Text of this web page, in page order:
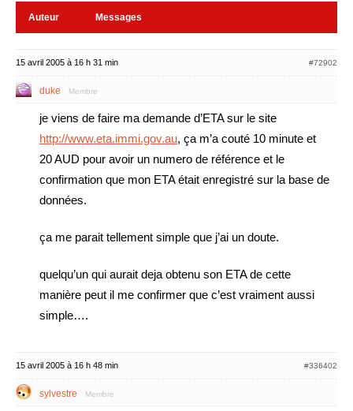
Auteur Messages
15 avril 2005 à 16 h 31 min #72902
duke Membre
je viens de faire ma demande d’ETA sur le site
http://www.eta.immi.gov.au, ça m’a couté 10 minute et
20 AUD pour avoir un numero de référence et le
confirmation que mon ETA était enregistré sur la base de
données.
ça me parait tellement simple que j’ai un doute.
quelqu’un qui aurait deja obtenu son ETA de cette
manière peut il me confirmer que c’est vraiment aussi
simple….
15 avril 2005 à 16 h 48 min #336402
sylvestre Membre